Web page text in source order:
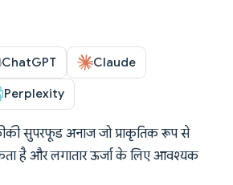
ChatGPT Claude
Perplexity
सुपरफूड अनाज जो प्राकृतिक रूप से
है और लगातार ऊर्जा के लिए आवश्यक